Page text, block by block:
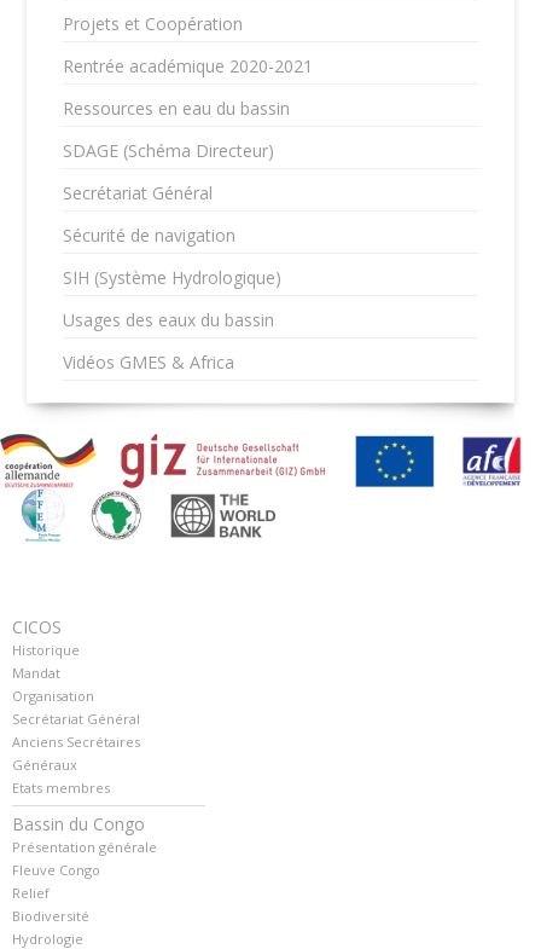
Projets et Coopération
Rentrée académique 2020-2021
Ressources en eau du bassin
SDAGE (Schéma Directeur)
Secrétariat Général
Sécurité de navigation
SIH (Système Hydrologique)
Usages des eaux du bassin
Vidéos GMES & Africa
CICOS
Historique
Mandat
Organisation
Secrétariat Général
Anciens Secrétaires
Généraux
Etats membres
Bassin du Congo
Présentation générale
Fleuve Congo
Relief
Biodiversité
Hydrologie